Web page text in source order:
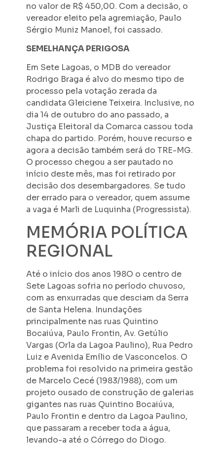
no valor de R$ 450,00. Com a decisão, o
vereador eleito pela agremiação, Paulo
Sérgio Muniz Manoel, foi cassado.
SEMELHANÇA PERIGOSA
Em Sete Lagoas, o MDB do vereador
Rodrigo Braga é alvo do mesmo tipo de
processo pela votação zerada da
candidata Gleiciene Teixeira. Inclusive, no
dia 14 de outubro do ano passado, a
Justiça Eleitoral da Comarca cassou toda
chapa do partido. Porém, houve recurso e
agora a decisão também será do TRE-MG.
O processo chegou a ser pautado no
início deste mês, mas foi retirado por
decisão dos desembargadores. Se tudo
der errado para o vereador, quem assume
a vaga é Marli de Luquinha (Progressista).
MEMÓRIA POLÍTICA
REGIONAL
Até o início dos anos 198O o centro de
Sete Lagoas sofria no período chuvoso,
com as enxurradas que desciam da Serra
de Santa Helena. Inundações
principalmente nas ruas Quintino
Bocaiúva, Paulo Frontin, Av. Getúlio
Vargas (Orla da Lagoa Paulino), Rua Pedro
Luiz e Avenida Emílio de Vasconcelos. O
problema foi resolvido na primeira gestão
de Marcelo Cecé (1983/1988), com um
projeto ousado de construção de galerias
gigantes nas ruas Quintino Bocaiúva,
Paulo Frontin e dentro da Lagoa Paulino,
que passaram a receber toda a água,
levando-a até o Córrego do Diogo.